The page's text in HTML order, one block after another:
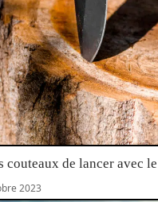
couteaux de lancer avec
2023